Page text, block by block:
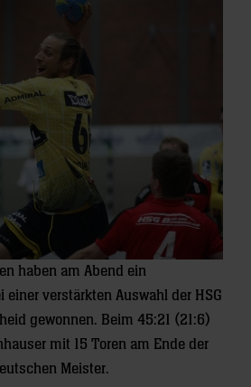
haben am Abend ein
verstärkten Auswahl der HSG
gewonnen. Beim 45:21 (21:6)
mit 15 Toren am Ende der
Meister.